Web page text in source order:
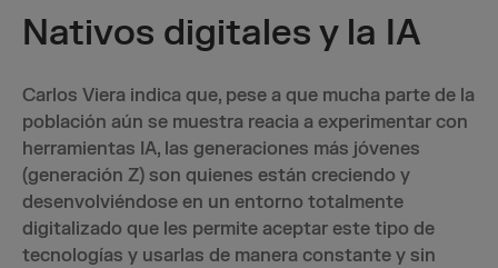
Nativos digitales y la IA
Carlos Viera indica que, pese a que mucha parte de la
población aún se muestra reacia a experimentar con
herramientas IA, las generaciones más jóvenes
(generación Z) son quienes están creciendo y
desenvolviéndose en un entorno totalmente
digitalizado que les permite aceptar este tipo de
tecnologías y usarlas de manera constante y sin